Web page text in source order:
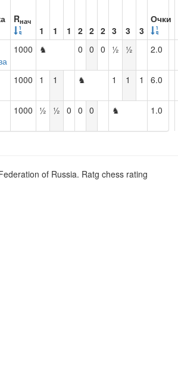
Rнач
1 1 1 2 2 2 3 3 3
Очки
1000 ♞ 0 0 0 ½ ½ 2.0
1000 1 1 ♞ 1 1 1 6.0
1000 ½ ½ 0 0 0 ♞ 1.0
of Russia. Ratg chess rating